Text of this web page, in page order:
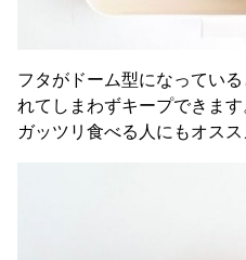
フタがドーム型になってい
れてしまわずキープできま
ガッツリ食べる人にもオスス